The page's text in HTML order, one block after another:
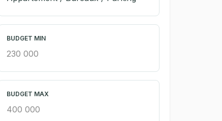
BUDGET MIN
BUDGET MAX